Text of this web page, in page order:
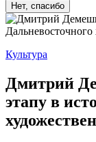
Нет, спасибо
Культура
Дмитрий
этапу в